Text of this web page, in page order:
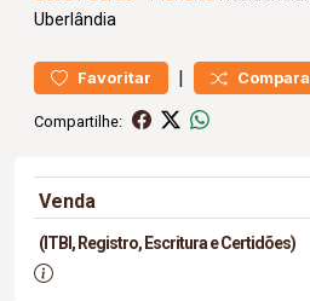
Uberlândia
Favoritar |
Compartilhe:
Venda
(ITBI, Registro, Escritura e Certidões)